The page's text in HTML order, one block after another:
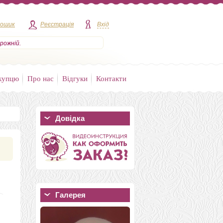
Реєстрація Вхід
Про нас Відгуки Контакти
Довідка
Галерея